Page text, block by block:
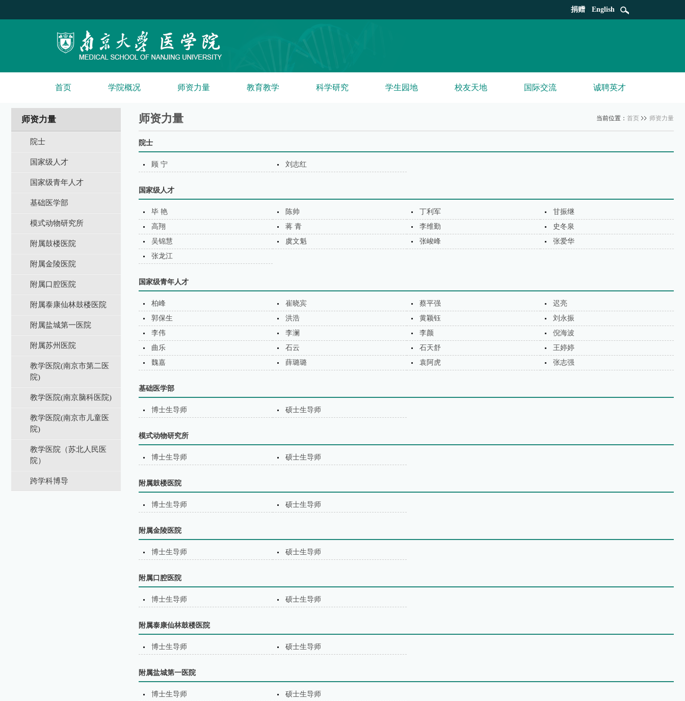
捐赠 English
首页 学院概况 师资力量 教育教学 科学研究 学生园地 校友天地 国际交流 诚聘英才
师资力量
院士
国家级人才
国家级青年人才
基础医学部
模式动物研究所
附属鼓楼医院
附属金陵医院
附属口腔医院
附属泰康仙林鼓楼医院
附属盐城第⼀医院
附属苏州医院
教学医院(南京市第二医
院)
教学医院(南京脑科医院)
教学医院(南京市儿童医
院)
教学医院（苏北⼈⺠医
院）
跨学科博导
师资力量 当前位置： 首页 师资力量
院士
顾 宁 刘志红
国家级人才
毕 艳 陈帅 丁利军
甘振继
高翔
蒋 青 李维勤
史冬泉
吴锦慧
虞文魁 张峻峰
张爱华
张龙江
国家级青年人才
柏峰 崔晓宾 蔡平强
迟亮
郭保生
洪浩 黄颖钰
刘永振
李伟
李澜 李颜
倪海波
曲乐
石云 石天舒
王婷婷
魏嘉
薛璐璐 袁阿虎 张志强
基础医学部
博士生导师 硕士生导师
模式动物研究所
博士生导师 硕士生导师
附属鼓楼医院
博士生导师 硕士生导师
附属金陵医院
博士生导师 硕士生导师
附属口腔医院
博士生导师 硕士生导师
附属泰康仙林鼓楼医院
博士生导师 硕士生导师
附属盐城第⼀医院
博士生导师 硕士生导师